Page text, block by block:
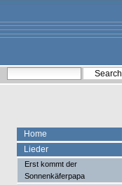
content.
navigation
Personal
tools
Home
Lieder
Erst kommt der
Sonnenkäferpapa